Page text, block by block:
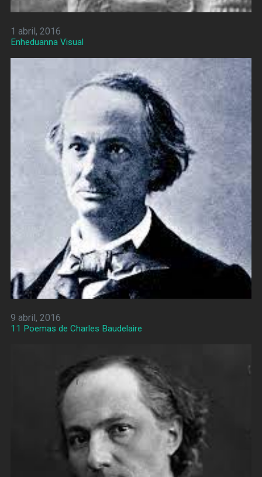
1 abril, 2016
Enheduanna Visual
9 abril, 2016
11 Poemas de Charles Baudelaire